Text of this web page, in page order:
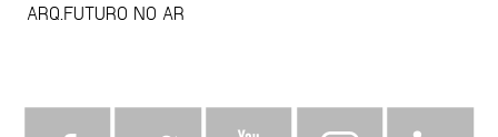
ARQ.FUTURO NO AR